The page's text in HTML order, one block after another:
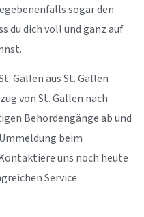
sogar den
du dich voll und ganz auf
Gallen aus St. Gallen
von St. Gallen nach
Behördengänge ab und
beim
uns noch heute
Service